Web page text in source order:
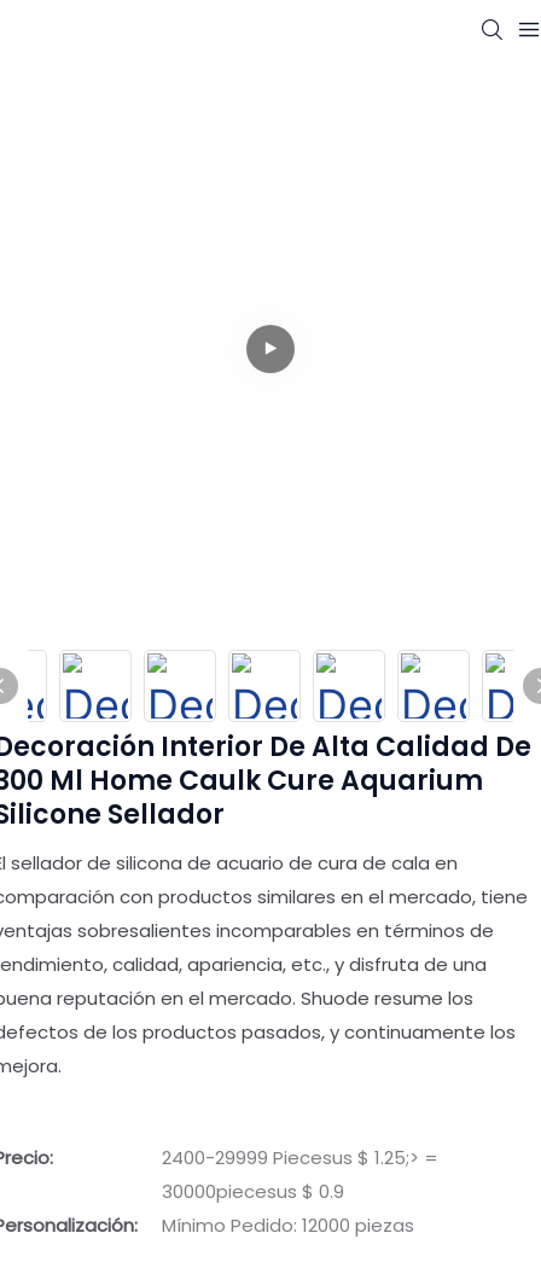
Interior De Alta Calidad De
Ml Home Caulk Cure Aquarium
Sellador
sellador de silicona de acuario de cura de cala en
con productos similares en el mercado, tiene
sobresalientes incomparables en términos de
calidad, apariencia, etc., y disfruta de una
reputación en el mercado. Shuode resume los
de los productos pasados, y continuamente los
2400-29999 Piecesus $ 1.25;> =
30000piecesus $ 0.9
Mínimo Pedido: 12000 piezas